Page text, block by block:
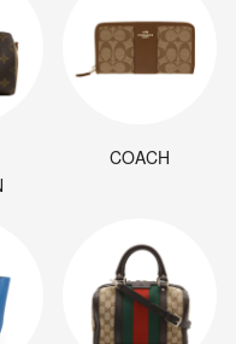
COACH